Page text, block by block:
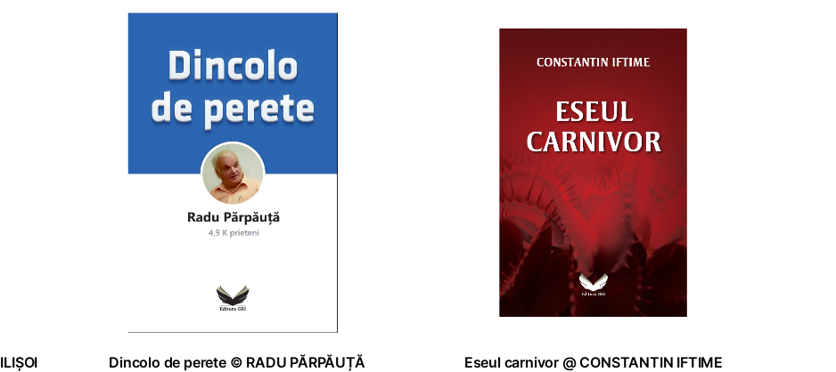
ADAUGĂ ÎN COȘ
Dincolo de perete © RADU PĂRPĂUȚĂ
ADAUGĂ ÎN COȘ
Eseul carnivor @ CONSTANTIN IFTIME